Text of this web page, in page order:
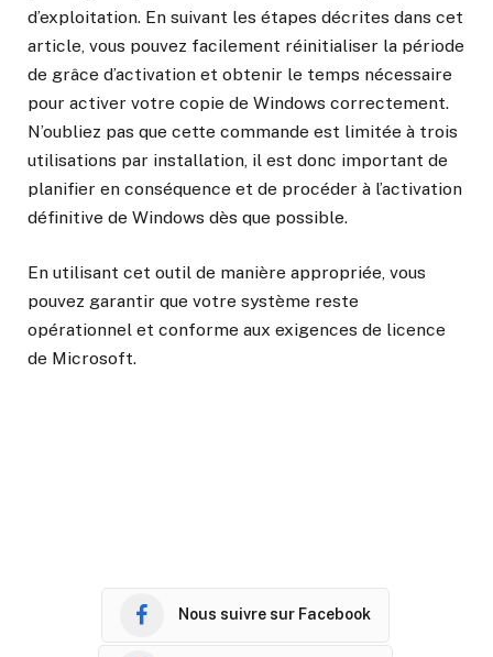
d’exploitation. En suivant les étapes décrites dans cet
article, vous pouvez facilement réinitialiser la période
de grâce d’activation et obtenir le temps nécessaire
pour activer votre copie de Windows correctement.
N’oubliez pas que cette commande est limitée à trois
utilisations par installation, il est donc important de
planifier en conséquence et de procéder à l’activation
définitive de Windows dès que possible.
En utilisant cet outil de manière appropriée, vous
pouvez garantir que votre système reste
opérationnel et conforme aux exigences de licence
de Microsoft.
Nous suivre sur Facebook